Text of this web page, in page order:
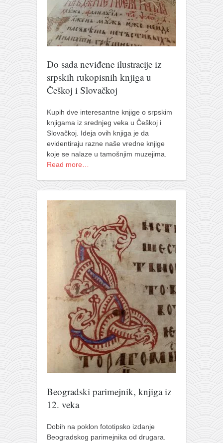
kihon
naihanchi
kushanku
temashiwari
kobudo
bo
tonfa
sai
timbei rochin
tsunami dojo
program
snimci nastupa
galerija kluba
članarina
besplatna e-knjiga
termini treninga
moja priča
fotke
Do sada neviđene ilustracije iz
srpskih rukopisnih knjiga u
Češkoj i Slovačkoj
Kupih dve interesantne knjige o srpskim
knjigama iz srednjeg veka u Češkoj i
Slovačkoj. Ideja ovih knjiga je da
evidentiraju razne naše vredne knjige
koje se nalaze u tamošnjim muzejima.
Read more…
Beogradski parimejnik, knjiga iz
12. veka
Dobih na poklon fototipsko izdanje
Beogradskog parimejnika od drugara.